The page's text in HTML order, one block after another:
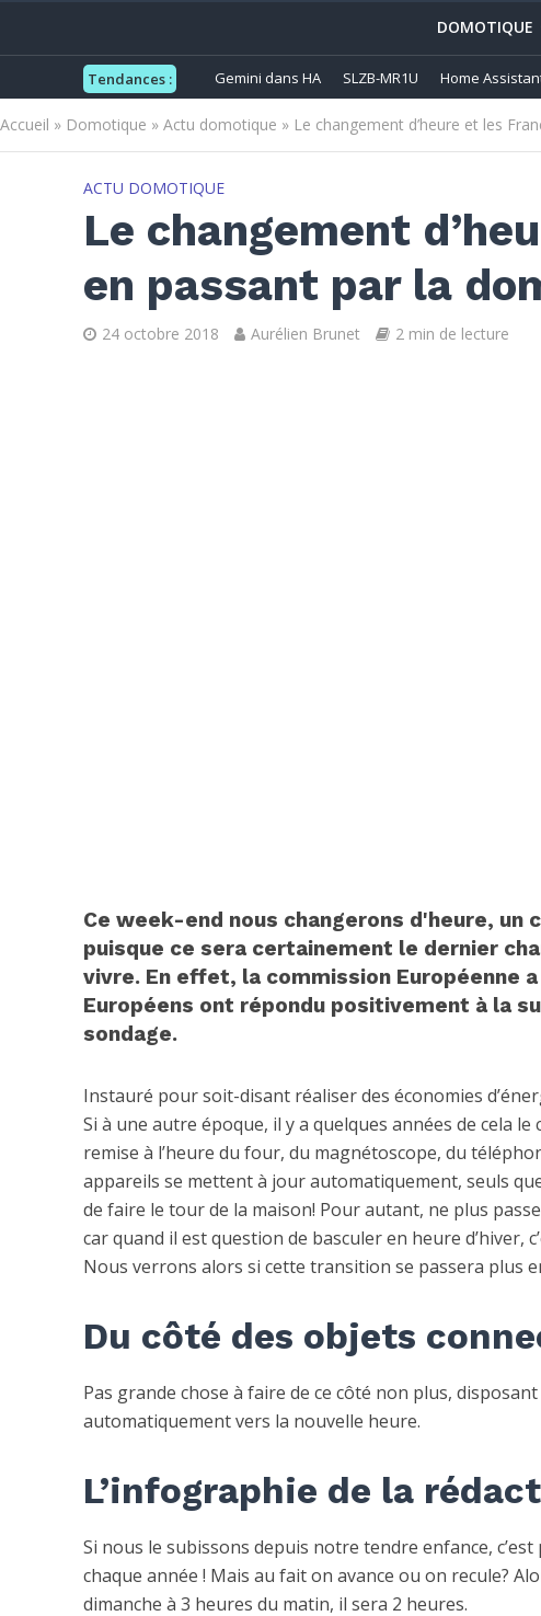
DOMOTIQUE
Tendances : Gemini dans HA SLZB-MR1U Home
Accueil » Domotique » Actu domotique » Le changement d’heure et les
ACTU DOMOTIQUE
Le changement
en passant par la
24 octobre 2018 Aurélien Brunet 2 min de lecture
Ce week-end nous changerons d'heure,
puisque ce sera certainement le dernier
vivre. En effet, la commission Européenne
Européens ont répondu positivement à la
sondage.
Instauré pour soit-disant réaliser des économies
Si à une autre époque, il y a quelques années de cela
remise à l’heure du four, du magnétoscope, du
appareils se mettent à jour automatiquement, seuls
de faire le tour de la maison! Pour autant, ne plus
car quand il est question de basculer en heure d’hiver,
Nous verrons alors si cette transition se passera plus
Du côté des objets
Pas grande chose à faire de ce côté non plus,
automatiquement vers la nouvelle heure.
L’infographie de la
Si nous le subissons depuis notre tendre enfance,
chaque année ! Mais au fait on avance ou on recule?
dimanche à 3 heures du matin, il sera 2 heures.